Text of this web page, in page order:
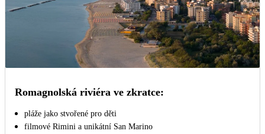
Romagnolská riviéra ve zkratce:
pláže jako stvořené pro děti
filmové Rimini a unikátní San Marino